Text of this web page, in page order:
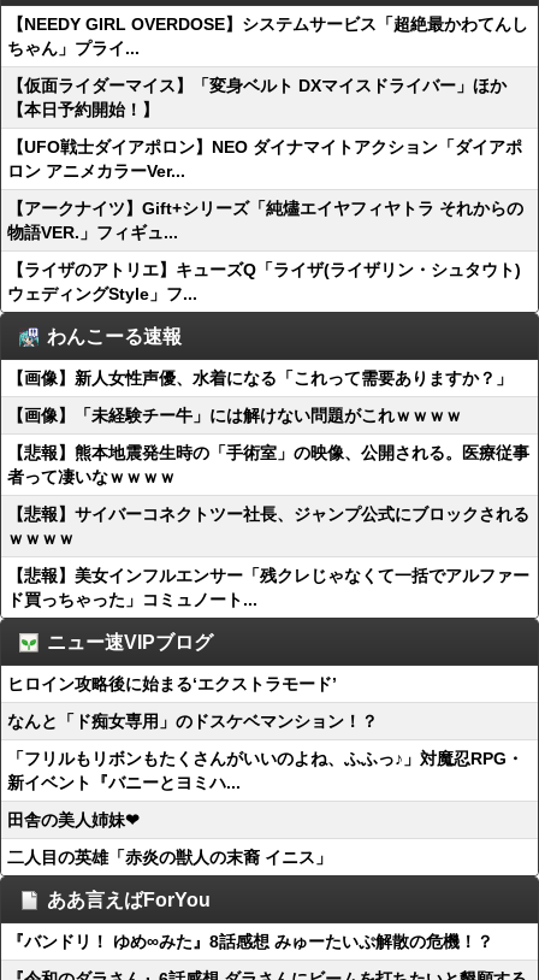
【NEEDY GIRL OVERDOSE】システムサービス「超絶最かわてんし
ちゃん」プライ...
【仮面ライダーマイス】「変身ベルト DXマイスドライバー」ほか
【本日予約開始！】
【UFO戦士ダイアポロン】NEO ダイナマイトアクション「ダイアポ
ロン アニメカラーVer...
【アークナイツ】Gift+シリーズ「純燼エイヤフィヤトラ それからの
物語VER.」フィギュ...
【ライザのアトリエ】キューズQ「ライザ(ライザリン・シュタウト)
ウェディングStyle」フ...
わんこーる速報
【画像】新人女性声優、水着になる「これって需要ありますか？」
【画像】「未経験チー牛」には解けない問題がこれｗｗｗｗ
【悲報】熊本地震発生時の「手術室」の映像、公開される。医療従事
者って凄いなｗｗｗｗ
【悲報】サイバーコネクトツー社長、ジャンプ公式にブロックされる
ｗｗｗｗ
【悲報】美女インフルエンサー「残クレじゃなくて一括でアルファー
ド買っちゃった」コミュノート...
ニュー速VIPブログ
ヒロイン攻略後に始まる‘エクストラモード’
なんと「ド痴女専用」のドスケベマンション！？
「フリルもリボンもたくさんがいいのよね、ふふっ♪」対魔忍RPG・
新イベント『バニーとヨミハ...
田舎の美人姉妹❤
二人目の英雄「赤炎の獣人の末裔 イニス」
ああ言えばForYou
『バンドリ！ ゆめ∞みた』8話感想 みゅーたいぷ解散の危機！？